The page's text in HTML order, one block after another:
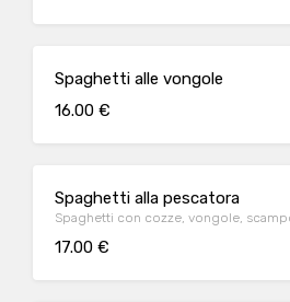
Spaghetti alle vongole
16.00 €
Spaghetti alla pescatora
Spaghetti con cozze, vongole,
17.00 €